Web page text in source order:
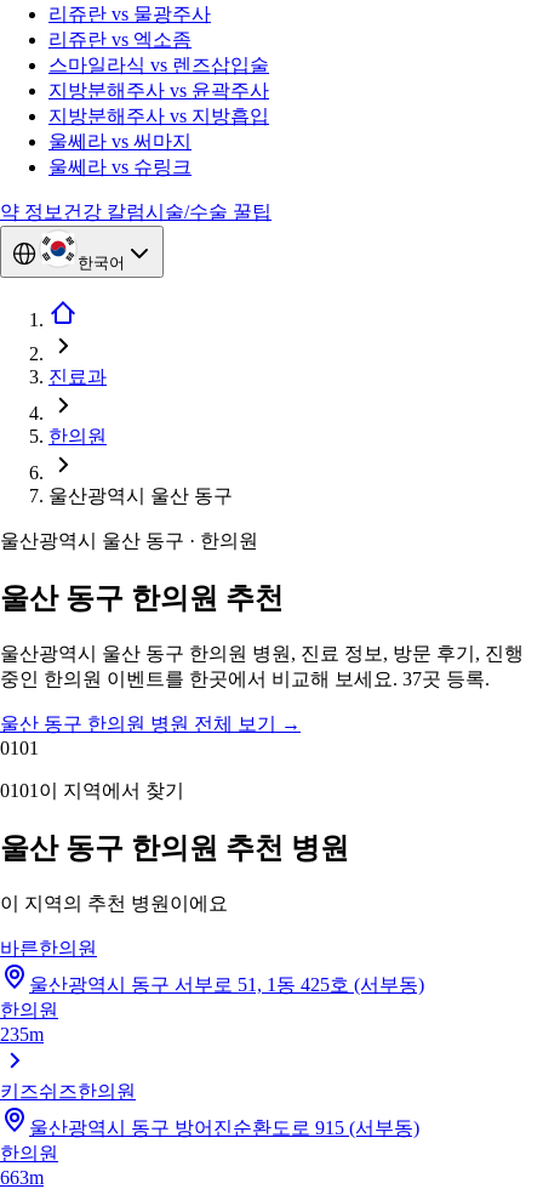
리쥬란 vs 물광주사
리쥬란 vs 엑소좀
스마일라식 vs 렌즈삽입술
지방분해주사 vs 윤곽주사
지방분해주사 vs 지방흡입
울쎄라 vs 써마지
울쎄라 vs 슈링크
약 정보 건강 칼럼시술/수술 꿀팁
한국어
진료과
한의원
울산광역시 울산 동구
울산광역시 울산 동구 · 한의원
울산 동구 한의원 추천
울산광역시 울산 동구 한의원 병원, 진료 정보, 방문 후기, 진행
중인 한의원 이벤트를 한곳에서 비교해 보세요. 37곳 등록.
울산 동구 한의원 병원 전체 보기
→
0101
0101 이 지역에서 찾기
울산 동구 한의원 추천 병원
이 지역의 추천 병원이에요
바른한의원
울산광역시 동구 서부로 51, 1동 425호 (서부동)
한의원
235m
키즈쉬즈한의원
울산광역시 동구 방어진순환도로 915 (서부동)
한의원
663m